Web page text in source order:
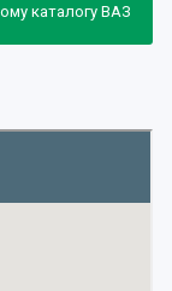
каталогу ВАЗ